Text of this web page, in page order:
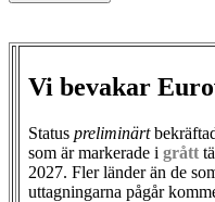
Vi bevakar
Status preliminärt
som är markerade i grått
2027. Fler länder än de
uttagningarna pågår